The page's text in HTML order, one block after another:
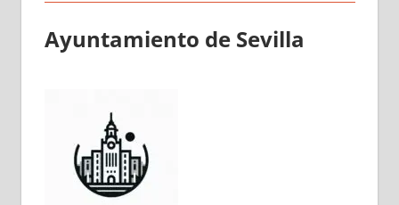
Ayuntamiento dе Sevilla